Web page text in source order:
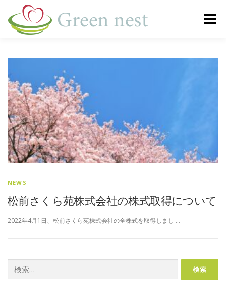
メニュー
事業内容 訪問看護 運営施設一覧 新着情報
M＆A 会社概要
NEWS
松前さくら苑株式会社の株式取得について
2022年4月1日、松前さくら苑株式会社の全株式を取得しまし …
索: